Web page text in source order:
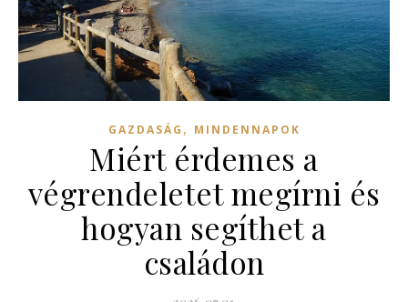
GAZDASÁG , MINDENNAPOK
Miért érdemes a
végrendeletet megírni és
hogyan segíthet a
családon